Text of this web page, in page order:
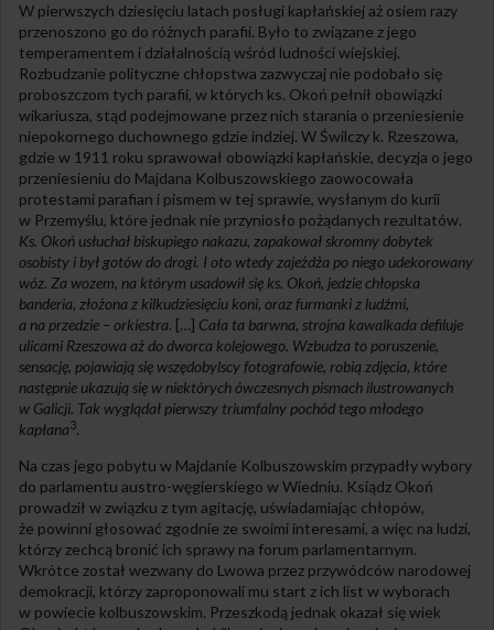
W pierwszych dziesięciu latach posługi kapłańskiej aż osiem razy
przenoszono go do różnych parafii. Było to związane z jego
temperamentem i działalnością wśród ludności wiejskiej.
Rozbudzanie polityczne chłopstwa zazwyczaj nie podobało się
proboszczom tych parafii, w których ks. Okoń pełnił obowiązki
wikariusza, stąd podejmowane przez nich starania o przeniesienie
niepokornego duchownego gdzie indziej. W Świlczy k. Rzeszowa,
gdzie w 1911 roku sprawował obowiązki kapłańskie, decyzja o jego
przeniesieniu do Majdana Kolbuszowskiego zaowocowała
protestami parafian i pismem w tej sprawie, wysłanym do kurii
w Przemyślu, które jednak nie przyniosło pożądanych rezultatów.
Ks. Okoń usłuchał biskupiego nakazu, zapakował skromny dobytek
osobisty i był gotów do drogi. I oto wtedy zajeżdża po niego udekorowany
wóz. Za wozem, na którym usadowił się ks. Okoń, jedzie chłopska
banderia, złożona z kilkudziesięciu koni, oraz furmanki z ludźmi,
a na przedzie – orkiestra. […] Cała ta barwna, strojna kawalkada defiluje
ulicami Rzeszowa aż do dworca kolejowego. Wzbudza to poruszenie,
sensację, pojawiają się wszędobylscy fotografowie, robią zdjęcia, które
następnie ukazują się w niektórych ówczesnych pismach ilustrowanych
w Galicji. Tak wyglądał pierwszy triumfalny pochód tego młodego
kapłana3.
Na czas jego pobytu w Majdanie Kolbuszowskim przypadły wybory
do parlamentu austro-węgierskiego w Wiedniu. Ksiądz Okoń
prowadził w związku z tym agitację, uświadamiając chłopów,
że powinni głosować zgodnie ze swoimi interesami, a więc na ludzi,
którzy zechcą bronić ich sprawy na forum parlamentarnym.
Wkrótce został wezwany do Lwowa przez przywódców narodowej
demokracji, którzy zaproponowali mu start z ich list w wyborach
w powiecie kolbuszowskim. Przeszkodą jednak okazał się wiek